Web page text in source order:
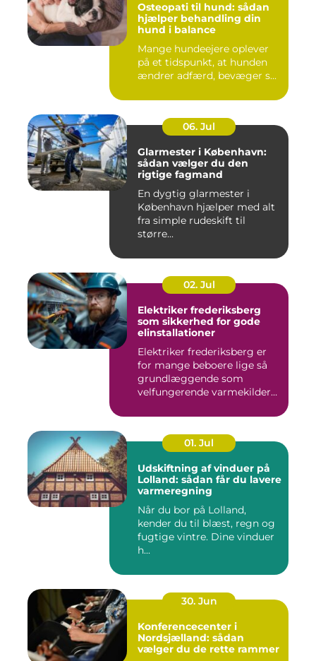
Osteopati til hund: sådan
hjælper behandling din
hund i balance
Mange hundeejere oplever
på et tidspunkt, at hunden
ændrer adfærd, bevæger s...
06. Jul
Glarmester i København:
sådan vælger du den
rigtige fagmand
En dygtig glarmester i
København hjælper med alt
fra simple rudeskift til
større...
02. Jul
Elektriker frederiksberg
som sikkerhed for gode
elinstallationer
Elektriker frederiksberg er
for mange beboere lige så
grundlæggende som
velfungerende varmekilder
01. Jul
Udskiftning af vinduer på
Lolland: sådan får du lavere
varmeregning
Når du bor på Lolland,
kender du til blæst, regn og
fugtige vintre. Dine vinduer
h...
30. Jun
Konferencecenter i
Nordsjælland: sådan
vælger du de rette rammer